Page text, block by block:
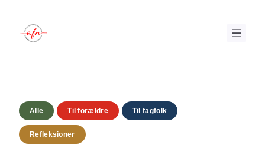
indhold
Alle Til forældre Til fagfolk
Refleksioner